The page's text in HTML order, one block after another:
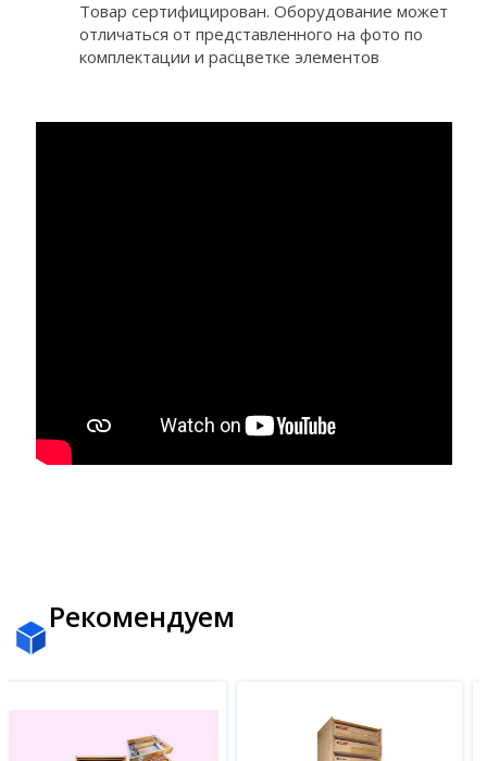
Товар сертифицирован. Оборудование может
отличаться от представленного на фото по
комплектации и расцветке элементов
Рекомендуем